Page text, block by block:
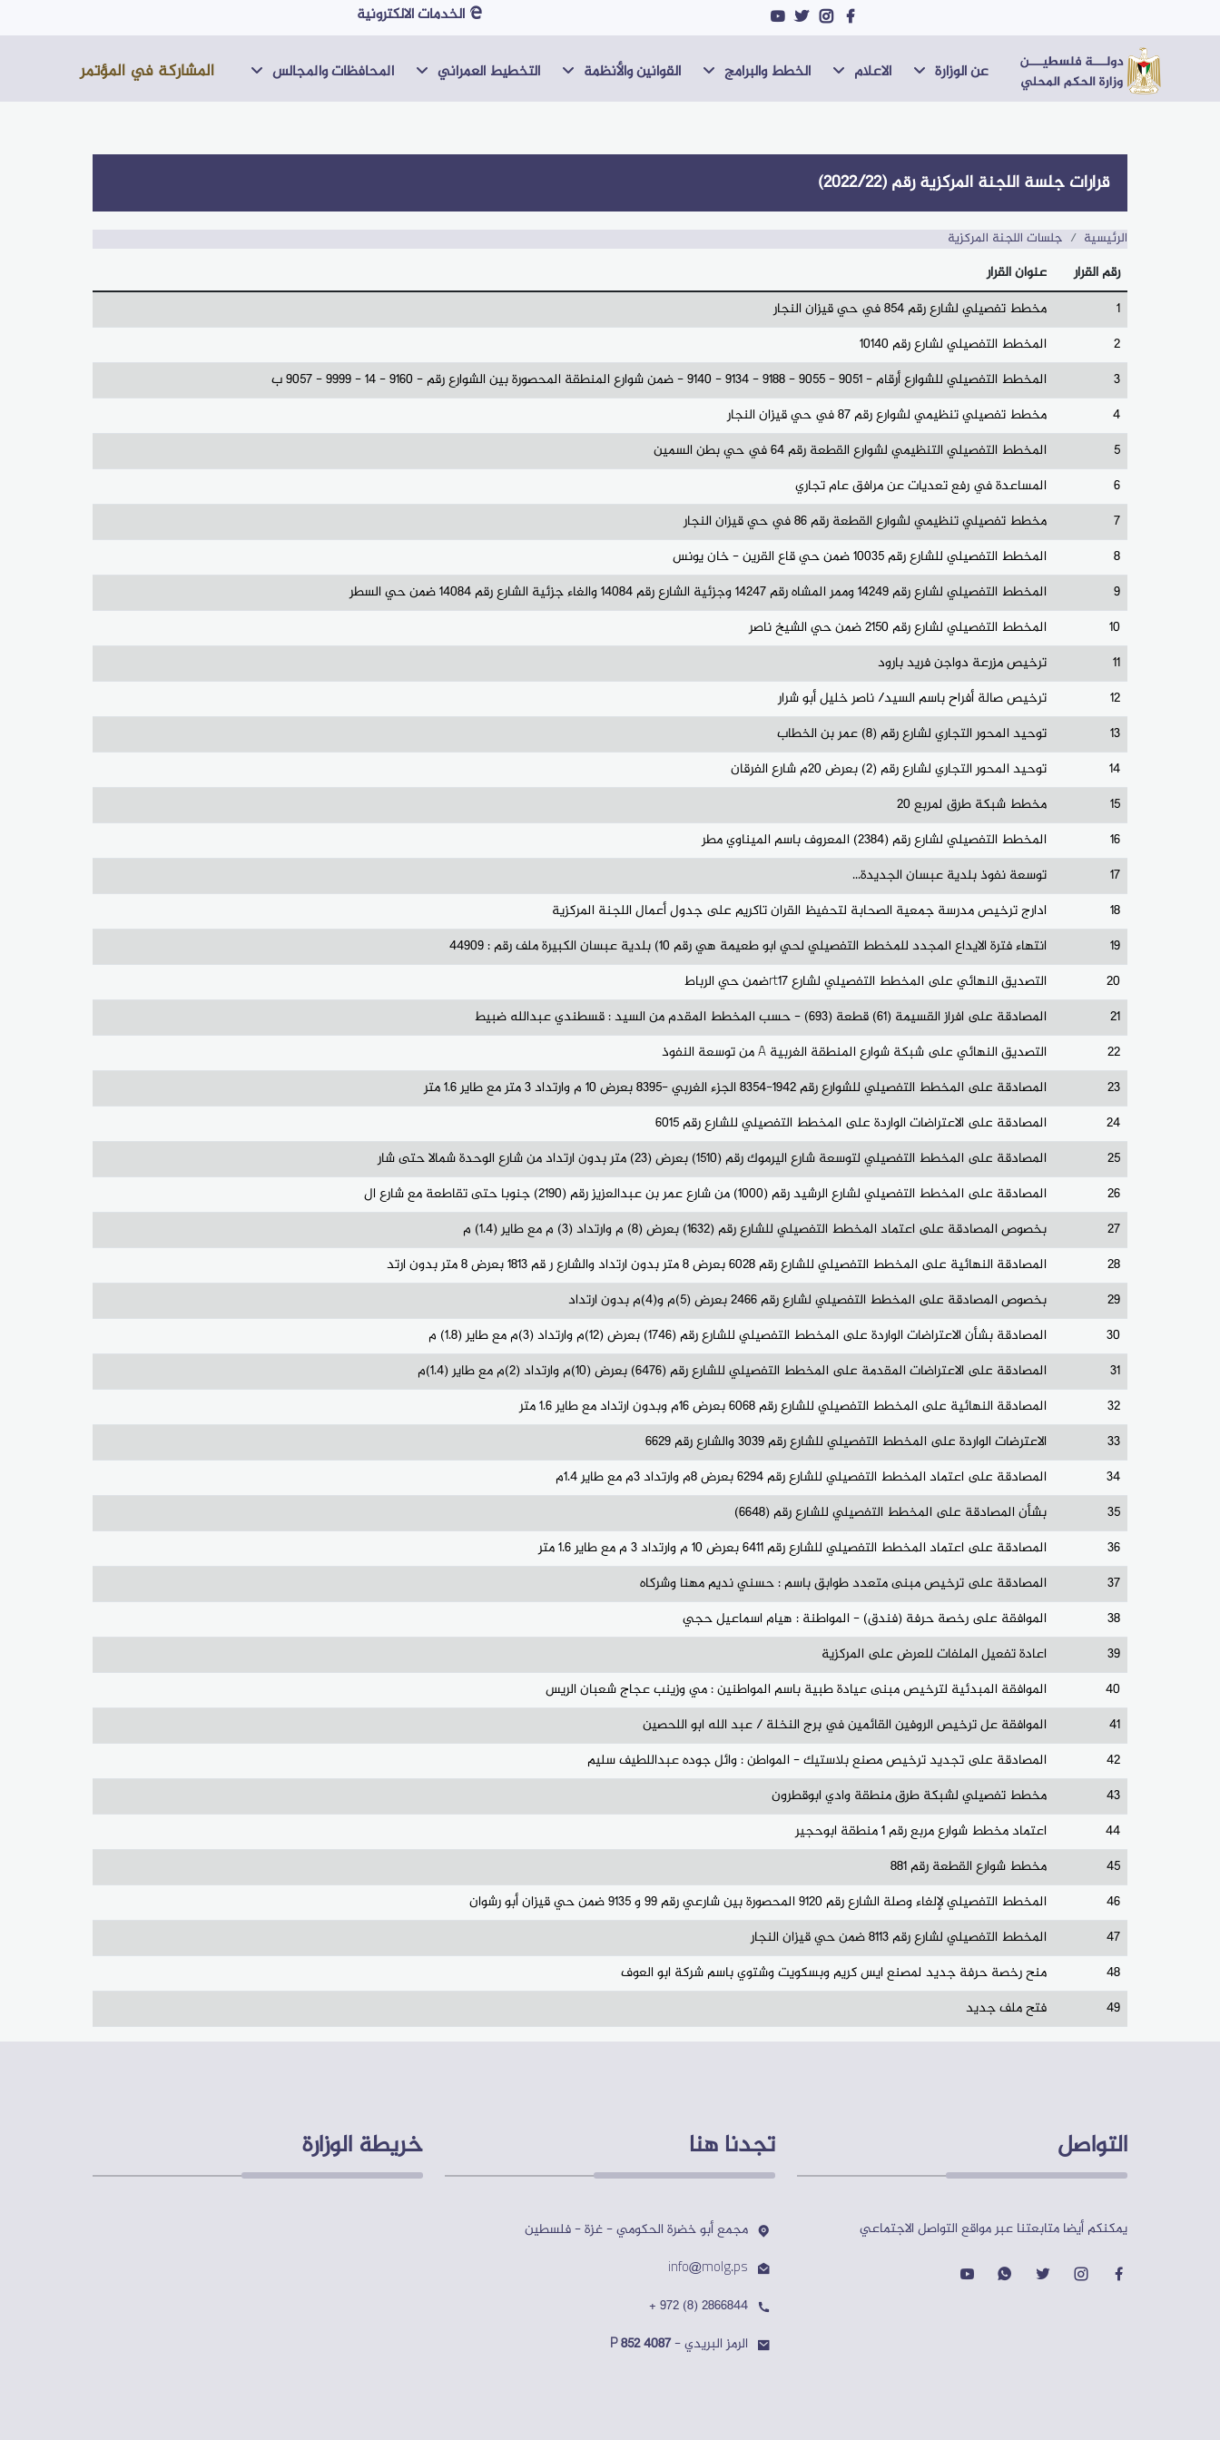
الخدمات الالكترونية
عن الوزارة الاعلام الخطط والبرامج القوانين والأنظمة التخطيط العمراني المحافظات والمجالس المشاركة في المؤتمر
قرارات جلسة اللجنة المركزية رقم (2022/22)
الرئيسية جلسات اللجنة المركزية
رقم القرار
عنوان القرار
1
مخطط تفصيلي لشارع رقم 854 في حي قيزان النجار
2
المخطط التفصيلي لشارع رقم 10140
3
المخطط التفصيلي للشوارع أرقام - 9051 - 9055 - 9188 - 9134 - 9140 - ضمن شوارع المنطقة المحصورة بين الشوارع رقم - 9160 - 14 - 9999 - 9057 ب
4
مخطط تفصيلي تنظيمي لشوارع رقم 87 في حي قيزان النجار
5
المخطط التفصيلي التنظيمي لشوارع القطعة رقم 64 في حي بطن السمين
6
المساعدة في رفع تعديات عن مرافق عام تجاري
7
مخطط تفصيلي تنظيمي لشوارع القطعة رقم 86 في حي قيزان النجار
8
المخطط التفصيلي للشارع رقم 10035 ضمن حي قاع القرين - خان يونس
9
المخطط التفصيلي لشارع رقم 14249 وممر المشاه رقم 14247 وجزئية الشارع رقم 14084 والغاء جزئية الشارع رقم 14084 ضمن حي السطر
10
المخطط التفصيلي لشارع رقم 2150 ضمن حي الشيخ ناصر
11
ترخيص مزرعة دواجن فريد بارود
12
ترخيص صالة أفراح باسم السيد/ ناصر خليل أبو شرار
13
توحيد المحور التجاري لشارع رقم (8) عمر بن الخطاب
14
توحيد المحور التجاري لشارع رقم (2) بعرض 20م شارع الفرقان
15
مخطط شبكة طرق لمربع 20
16
المخطط التفصيلي لشارع رقم (2384) المعروف باسم الميناوي مطر
17
توسعة نفوذ بلدية عبسان الجديدة...
18
ادارج ترخيص مدرسة جمعية الصحابة لتحفيظ القران تاكريم على جدول أعمال اللجنة المركزية
19
انتهاء فترة الايداع المجدد للمخطط التفصيلي لحي ابو طعيمة هي رقم 10) بلدية عبسان الكبيرة ملف رقم : 44909
20
التصديق النهائي على المخطط التفصيلي لشارع rt17ضمن حي الرباط
21
المصادقة على افراز القسيمة (61) قطعة (693) - حسب المخطط المقدم من السيد : قسطندي عبدالله ضبيط
22
التصديق النهائي على شبكة شوارع المنطقة الغربية A من توسعة النفوذ
23
المصادقة على المخطط التفصيلي للشوارع رقم 1942-8354 الجزء الغربي -8395 بعرض 10 م وارتداد 3 متر مع طاير 1.6 متر
24
المصادقة على الاعتراضات الواردة على المخطط التفصيلي للشارع رقم 6015
25
المصادقة على المخطط التفصيلي لتوسعة شارع اليرموك رقم (1510) بعرض (23) متر بدون ارتداد من شارع الوحدة شمالا حتى شار
26
المصادقة على المخطط التفصيلي لشارع الرشيد رقم (1000) من شارع عمر بن عبدالعزيز رقم (2190) جنوبا حتى تقاطعة مع شارع ال
27
بخصوص المصادقة على اعتماد المخطط التفصيلي للشارع رقم (1632) بعرض (8) م وارتداد (3) م مع طاير (1.4) م
28
المصادقة النهائية على المخطط التفصيلي للشارع رقم 6028 بعرض 8 متر بدون ارتداد والشارع ر قم 1813 بعرض 8 متر بدون ارتد
29
بخصوص المصادقة على المخطط التفصيلي لشارع رقم 2466 بعرض (5)م و(4)م بدون ارتداد
30
المصادقة بشأن الاعتراضات الواردة على المخطط التفصيلي للشارع رقم (1746) بعرض (12)م وارتداد (3)م مع طاير (1.8) م
31
المصادقة على الاعتراضات المقدمة على المخطط التفصيلي للشارع رقم (6476) بعرض (10)م وارتداد (2)م مع طاير (1.4)م
32
المصادقة النهائية على المخطط التفصيلي للشارع رقم 6068 بعرض 16م وبدون ارتداد مع طاير 1.6 متر
33
الاعترضات الواردة على المخطط التفصيلي للشارع رقم 3039 والشارع رقم 6629
34
المصادقة على اعتماد المخطط التفصيلي للشارع رقم 6294 بعرض 8م وارتداد 3م مع طاير 1.4م
35
بشأن المصادقة على المخطط التفصيلي للشارع رقم (6648)
36
المصادقة على اعتماد المخطط التفصيلي للشارع رقم 6411 بعرض 10 م وارتداد 3 م مع طاير 1.6 متر
37
المصادقة على ترخيص مبنى متعدد طوابق باسم : حسني نديم مهنا وشركاه
38
الموافقة على رخصة حرفة (فندق) - المواطنة : هيام اسماعيل حجي
39
اعادة تفعيل الملفات للعرض على المركزية
40
الموافقة المبدئية لترخيص مبنى عيادة طبية باسم المواطنين : مي وزينب عجاج شعبان الريس
41
الموافقة عل ترخيص الروفين القائمين في برج النخلة / عبد الله ابو اللحصين
42
المصادقة على تجديد ترخيص مصنع بلاستيك - المواطن : وائل جوده عبداللطيف سليم
43
مخطط تفصيلي لشبكة طرق منطقة وادي ابوقطرون
44
اعتماد مخطط شوارع مربع رقم 1 منطقة ابوحجير
45
مخطط شوارع القطعة رقم 881
46
المخطط التفصيلي لإلغاء وصلة الشارع رقم 9120 المحصورة بين شارعي رقم 99 و 9135 ضمن حي قيزان أبو رشوان
47
المخطط التفصيلي لشارع رقم 8113 ضمن حي قيزان النجار
48
منح رخصة حرفة جديد لمصنع ايس كريم وبسكويت وشتوي باسم شركة ابو العوف
49
فتح ملف جديد
التواصل
يمكنكم أيضا متابعتنا عبر مواقع التواصل الاجتماعي
تجدنا هنا
مجمع أبو خضرة الحكومي - غزة - فلسطين
info@molg.ps
+ 972 (8) 2866844
الرمز البريدي -P 852 4087
خريطة الوزارة